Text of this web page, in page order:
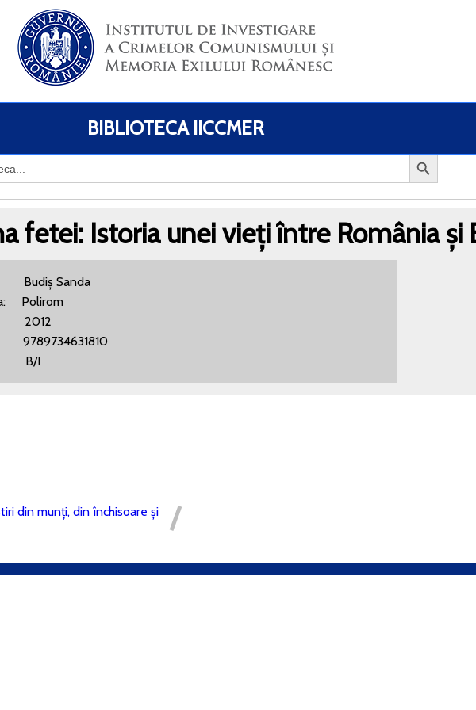
BIBLIOTECA IICCMER
fetei: Istoria unei vieți între România și
Budiș Sanda
Polirom
9789734631810
B/I
din munți, din închisoare și